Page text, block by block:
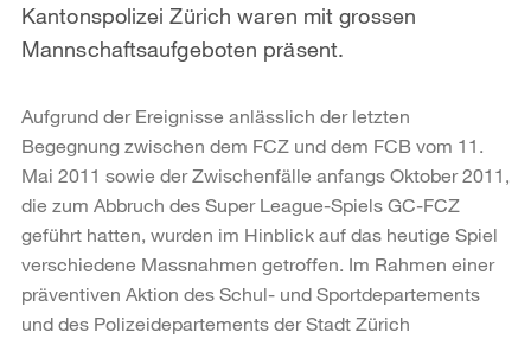
Kantonspolizei Zürich waren mit grossen
Mannschaftsaufgeboten präsent.
Aufgrund der Ereignisse anlässlich der letzten
Begegnung zwischen dem FCZ und dem FCB vom 11.
Mai 2011 sowie der Zwischenfälle anfangs Oktober 2011,
die zum Abbruch des Super League-Spiels GC-FCZ
geführt hatten, wurden im Hinblick auf das heutige Spiel
verschiedene Massnahmen getroffen. Im Rahmen einer
präventiven Aktion des Schul- und Sportdepartements
und des Polizeidepartements der Stadt Zürich